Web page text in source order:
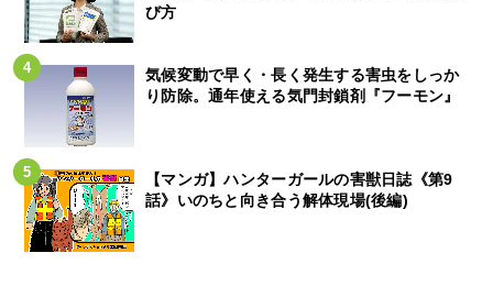
び方
気候変動で早く・長く発生する害虫をしっか
り防除。通年使える気門封鎖剤『フーモン』
【マンガ】ハンターガールの害獣日誌《第9
話》いのちと向き合う解体現場(後編)